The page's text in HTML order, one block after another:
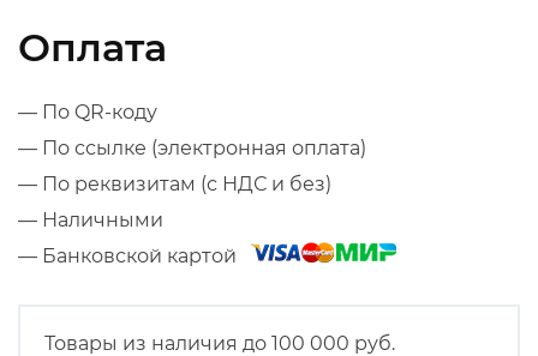
Оплата
— По QR-коду
— По ссылке (электронная оплата)
— По реквизитам (с НДС и без)
— Наличными
— Банковской картой
Товары из наличия до 100 000 руб.